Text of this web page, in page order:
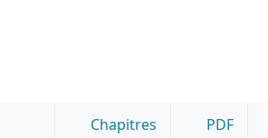
Chapitres PDF